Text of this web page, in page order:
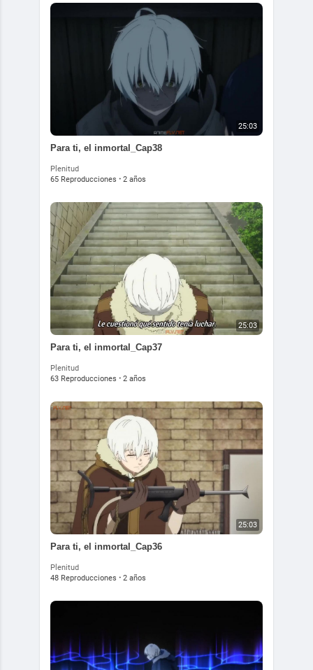
25:03
⁣⁣⁣Para ti, el inmortal_Cap38
Plenitud
65 Reproducciones · 2 años
25:03
⁣⁣Para ti, el inmortal_Cap37
Plenitud
63 Reproducciones · 2 años
25:03
⁣Para ti, el inmortal_Cap36
Plenitud
48 Reproducciones · 2 años